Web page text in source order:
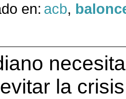
en: acb,
la crisis